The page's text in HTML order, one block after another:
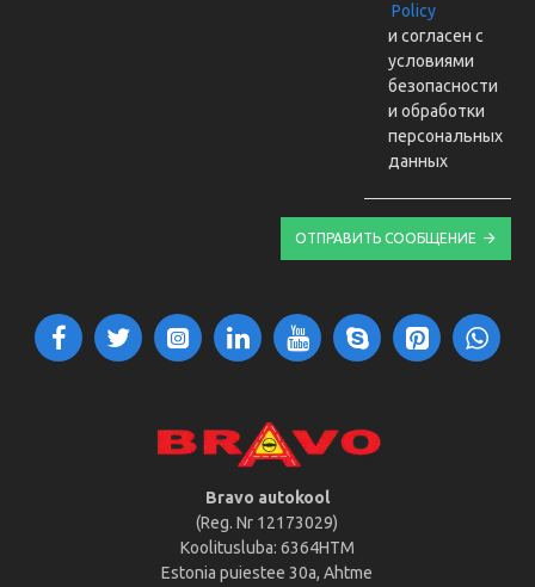
Policy
и согласен с
условиями
безопасности
и обработки
персональных
данных
ОТПРАВИТЬ СООБЩЕНИЕ
Bravo autokool
(Reg. Nr 12173029)
Koolitusluba: 6364HTM
Estonia puiestee 30a, Ahtme